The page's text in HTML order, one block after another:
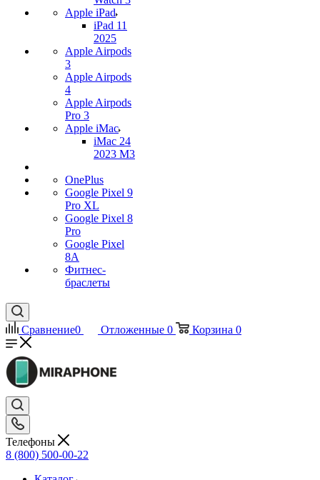
Apple iPad
iPad 11
2025
Apple Airpods
3
Apple Airpods
4
Apple Airpods
Pro 3
Apple iMac
iMac 24
2023 M3
OnePlus
Google Pixel 9
Pro XL
Google Pixel 8
Pro
Google Pixel
8A
Фитнес-
браслеты
Сравнение0 Отложенные 0 Корзина 0
Телефоны
8 (800) 500-00-22